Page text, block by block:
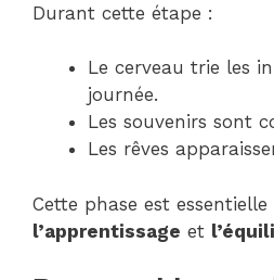
Durant cette étape :
Le cerveau trie les
journée.
Les souvenirs sont
Les rêves
Cette phase est
l’apprentissage et